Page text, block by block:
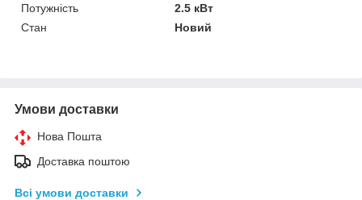
Потужність
2.5 кВт
Стан
Новий
Умови доставки
Нова Пошта
Доставка поштою
Всі умови доставки